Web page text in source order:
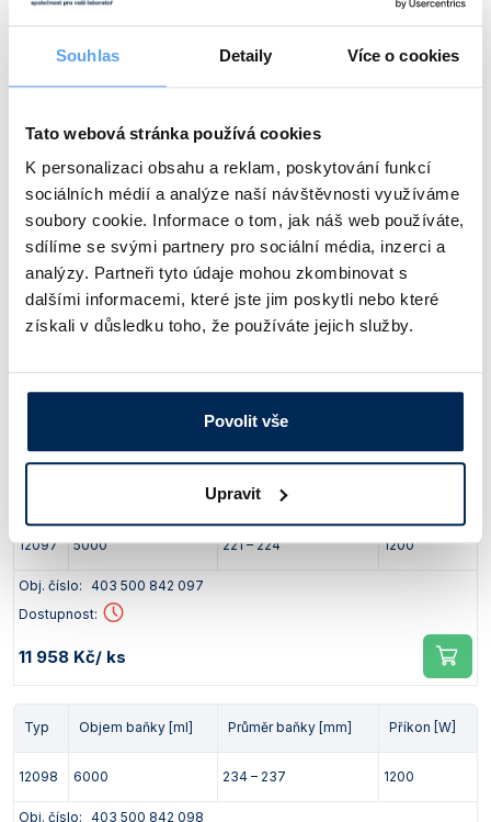
Souhlas Detaily Více o cookies
Tato webová stránka používá cookies
K personalizaci obsahu a reklam, poskytování funkcí
sociálních médií a analýze naší návštěvnosti využíváme
soubory cookie. Informace o tom, jak náš web používáte,
sdílíme se svými partnery pro sociální média, inzerci a
analýzy. Partneři tyto údaje mohou zkombinovat s
dalšími informacemi, které jste jim poskytli nebo které
získali v důsledku toho, že používáte jejich služby.
Povolit vše
Upravit
12095 2000
403 500 842 095
10 044 Kč/ ks
Objem baňky [ml] Průměr baňky [mm] Příkon [W]
3000 184 – 187
Průměr baňky [mm]
12097 5000 221 – 224 1200
Obj. číslo: 403 500 842 097
Dostupnost:
11 958 Kč/ ks
Typ Objem baňky [ml] Průměr baňky [mm] Příkon [W]
12098 6000 234 – 237 1200
Obj. číslo: 403 500 842 098